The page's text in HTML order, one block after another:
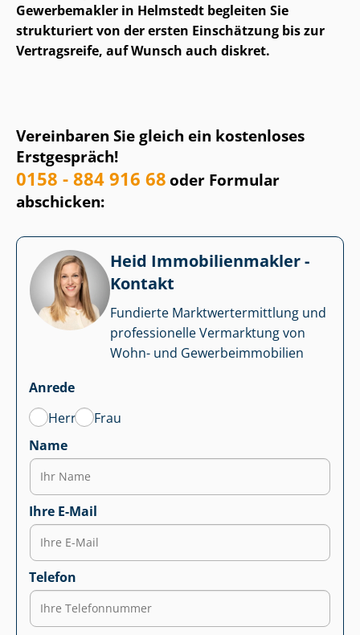
Gewerbemakler in Helmstedt begleiten Sie
strukturiert von der ersten Einschätzung bis zur
Vertragsreife, auf Wunsch auch diskret.
Vereinbaren Sie gleich ein kostenloses
Erstgespräch!
0158 - 884 916 68oder Formular
abschicken:
Heid Im­mo­bi­li­en­mak­ler -
Kontakt
Fundierte Markt­wert­ermitt­lung und
professionelle Vermarktung von
Wohn- und Ge­wer­be­im­mo­bi­li­en
Anrede
Herr
Frau
Name
Ihre E-Mail
Telefon